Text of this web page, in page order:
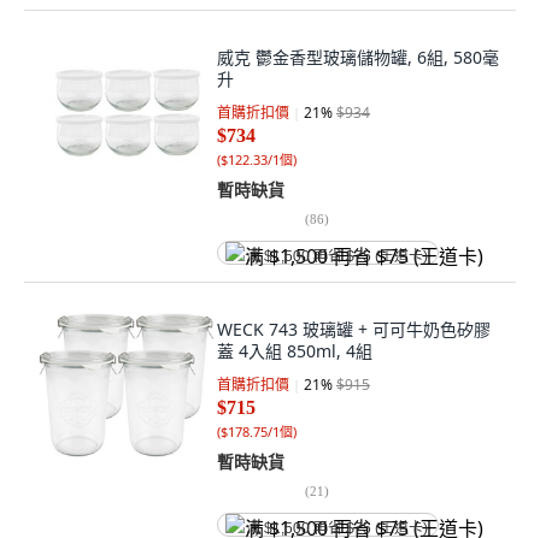
威克 鬱金香型玻璃儲物罐, 6組, 580毫
升
首購折扣價 21%$934
$734
($122.33/1個)
暫時缺貨
(86)
满 $1,500 再省 $75 (王道卡)
WECK 743 玻璃罐 + 可可牛奶色矽膠
蓋 4入組 850ml, 4組
首購折扣價 21%$915
$715
($178.75/1個)
暫時缺貨
(21)
满 $1,500 再省 $75 (王道卡)